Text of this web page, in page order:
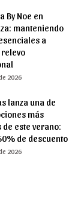
By Noe en
manteniendo
a
2026
lanza una de
más
de este verano:
de descuento
2026